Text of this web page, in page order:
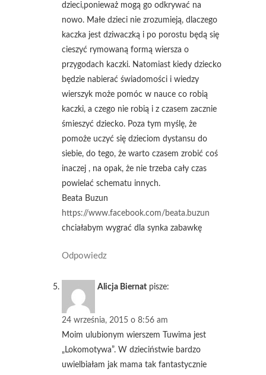
dzieci,ponieważ mogą go odkrywać na
nowo. Małe dzieci nie zrozumieją, dlaczego
kaczka jest dziwaczką i po porostu będą się
cieszyć rymowaną formą wiersza o
przygodach kaczki. Natomiast kiedy dziecko
będzie nabierać świadomości i wiedzy
wierszyk może pomóc w nauce co robią
kaczki, a czego nie robią i z czasem zacznie
śmieszyć dziecko. Poza tym myślę, że
pomoże uczyć się dzieciom dystansu do
siebie, do tego, że warto czasem zrobić coś
inaczej , na opak, że nie trzeba cały czas
powielać schematu innych.
Beata Buzun
https://www.facebook.com/beata.buzun
chciałabym wygrać dla synka zabawkę
Odpowiedz
Alicja Biernat pisze:
24 września, 2015 o 8:56 am
Moim ulubionym wierszem Tuwima jest
„Lokomotywa”. W dzieciństwie bardzo
uwielbiałam jak mama tak fantastycznie